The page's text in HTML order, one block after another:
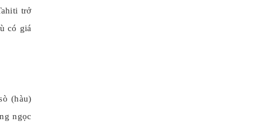
trở
có giá
(hàu)
ngọc